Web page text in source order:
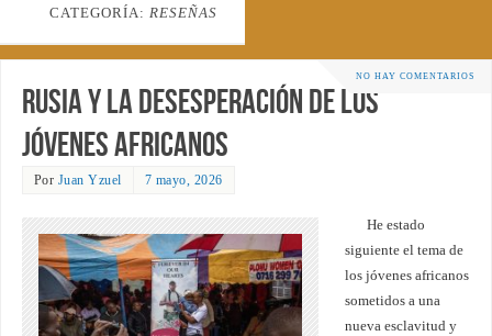
CATEGORÍA: RESEÑAS
NO HAY COMENTARIOS
Rusia y la desesperación de los
jóvenes africanos
Por Juan Yzuel 7 mayo, 2026
He estado
siguiente el tema de
los jóvenes africanos
sometidos a una
nueva esclavitud y